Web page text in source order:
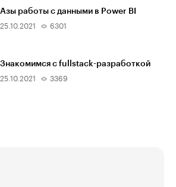
Азы работы с данными в Power BI
25.10.2021 6301
Знакомимся с fullstack-разработкой
25.10.2021 3369